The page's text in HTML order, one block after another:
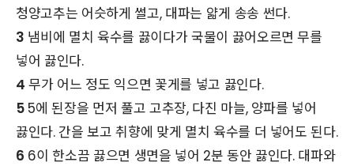
청양고추는 어슷하게 썰고, 대파는 얇게 송송 썬다.
3 냄비에 멸치 육수를 끓이다가 국물이 끓어오르면 무를
넣어 끓인다.
4 무가 어느 정도 익으면 꽃게를 넣고 끓인다.
55에 된장을 먼저 풀고 고추장, 다진 마늘, 양파를 넣어
끓인다. 간을 보고 취향에 맞게 멸치 육수를 더 넣어도 된다.
6 6이 한소끔 끓으면 생면을 넣어 2분 동안 끓인다. 대파와